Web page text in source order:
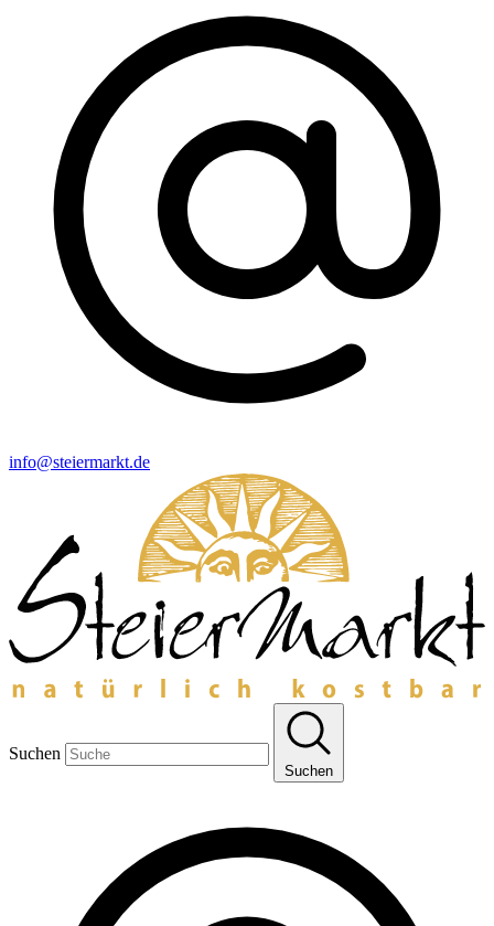
info@steiermarkt.de
Suchen
Suchen